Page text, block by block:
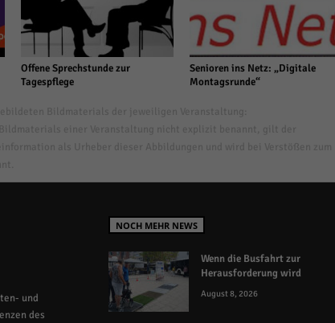
Offene Sprechstunde zur
Tagespflege
Senioren ins Netz: „Digitale
Montagsrunde“
und
des
NOCH MEHR NEWS
Wenn die Busfahrt zur
Herausforderung wird
August 8, 2026